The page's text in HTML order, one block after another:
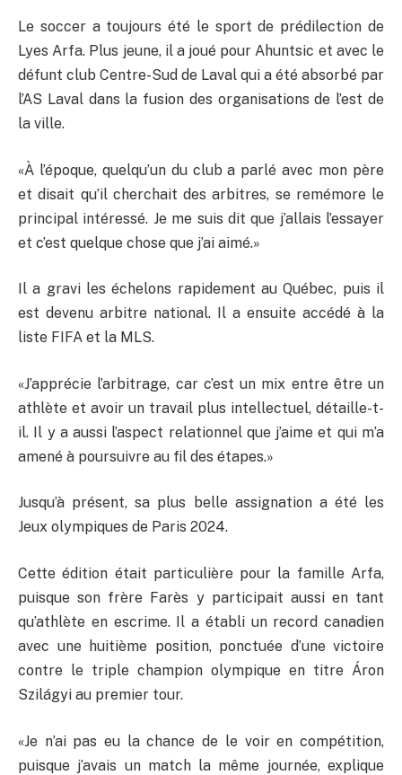
Le soccer a toujours été le sport de prédilection de
Lyes Arfa. Plus jeune, il a joué pour Ahuntsic et avec le
défunt club Centre-Sud de Laval qui a été absorbé par
l’AS Laval dans la fusion des organisations de l’est de
la ville.
«À l’époque, quelqu’un du club a parlé avec mon père
et disait qu’il cherchait des arbitres, se remémore le
principal intéressé. Je me suis dit que j’allais l’essayer
et c’est quelque chose que j’ai aimé.»
Il a gravi les échelons rapidement au Québec, puis il
est devenu arbitre national. Il a ensuite accédé à la
liste FIFA et la MLS.
«J’apprécie l’arbitrage, car c’est un mix entre être un
athlète et avoir un travail plus intellectuel, détaille-t-
il. Il y a aussi l’aspect relationnel que j’aime et qui m’a
amené à poursuivre au fil des étapes.»
Jusqu’à présent, sa plus belle assignation a été les
Jeux olympiques de Paris 2024.
Cette édition était particulière pour la famille Arfa,
puisque son frère Farès y participait aussi en tant
qu’athlète en escrime. Il a établi un record canadien
avec une huitième position, ponctuée d’une victoire
contre le triple champion olympique en titre Áron
Szilágyi au premier tour.
«Je n’ai pas eu la chance de le voir en compétition,
puisque j’avais un match la même journée, explique